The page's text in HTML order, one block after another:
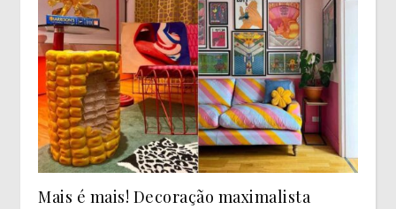
Mais é mais! Decoração maximalista